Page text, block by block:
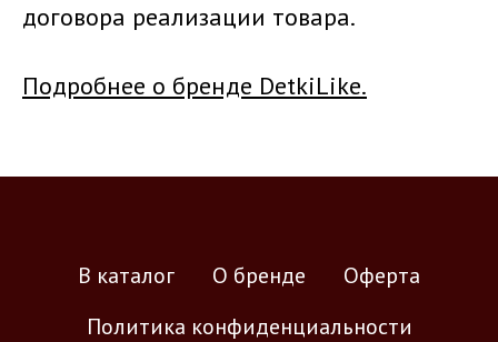
договора реализации товара.
Подробнее о бренде DetkiLike.
В каталог О бренде
Оферта
Политика конфиденциальности